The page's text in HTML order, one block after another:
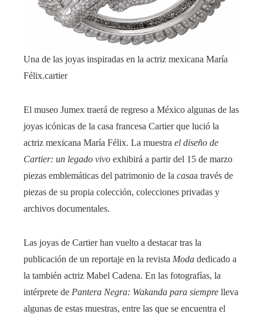
Una de las joyas inspiradas en la actriz mexicana María
Félix.cartier
El museo Jumex traerá de regreso a México algunas de las
joyas icónicas de la casa francesa Cartier que lució la
actriz mexicana María Félix. La muestra el diseño de
Cartier: un legado vivo exhibirá a partir del 15 de marzo
piezas emblemáticas del patrimonio de la casaa través de
piezas de su propia colección, colecciones privadas y
archivos documentales.
Las joyas de Cartier han vuelto a destacar tras la
publicación de un reportaje en la revista Moda dedicado a
la también actriz Mabel Cadena. En las fotografías, la
intérprete de Pantera Negra: Wakanda para siempre lleva
algunas de estas muestras, entre las que se encuentra el